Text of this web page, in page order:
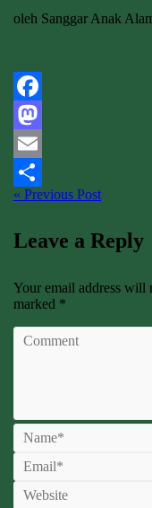
oleh Sanggar Anak
Facebook
Mastodon
Email
Share
« Previous Post
Leave a Reply
Your email address will
marked *